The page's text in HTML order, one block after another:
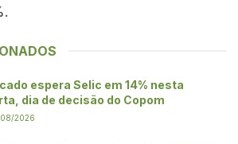
espera Selic em 14% nesta
dia de decisão do Copom
2026